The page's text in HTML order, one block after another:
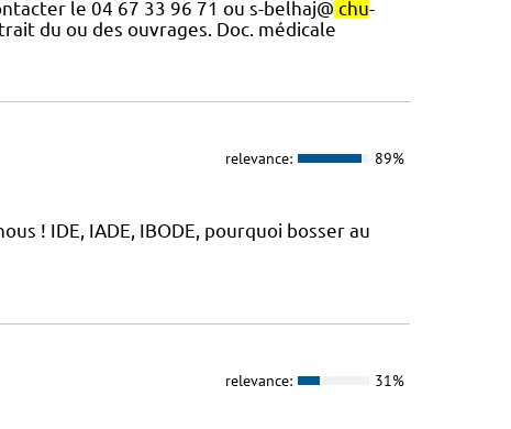
le 04 67 33 96 71 ou s-belhaj@ chu-
du ou des ouvrages. Doc. médicale
relevance: 89%
! IDE, IADE, IBODE, pourquoi bosser au
relevance: 31%